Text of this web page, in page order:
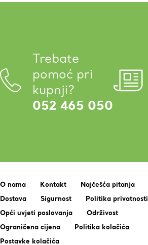
Trebate
pomoć pri
kupnji?
052 465 050
O nama Kontakt
Najčešća pitanja
Dostava
Sigurnost
Politika privatnosti
Opći uvjeti poslovanja
Održivost
Ograničena cijena
Politika kolačića
Postavke kolačića